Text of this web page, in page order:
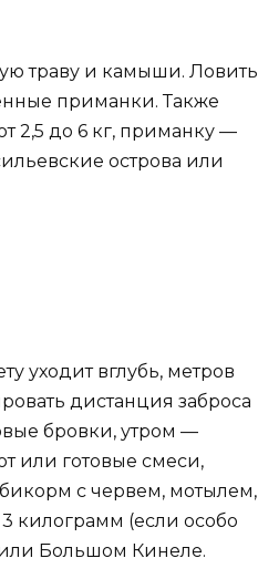
траву и камыши. Ловить
приманки. Также
2,5 до 6 кг, приманку —
острова или
уходит вглубь, метров
дистанция заброса
бровки, утром —
или готовые смеси,
с червем, мотылем,
килограмм (если особо
Большом Кинеле.